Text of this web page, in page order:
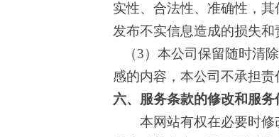
实性、合法性、准确性，
发布不实信息造成的损失和
（3）本公司保留随时清
感的内容，本公司不承担责
六、服务条款的修改和服务
本网站有权在必要时修改